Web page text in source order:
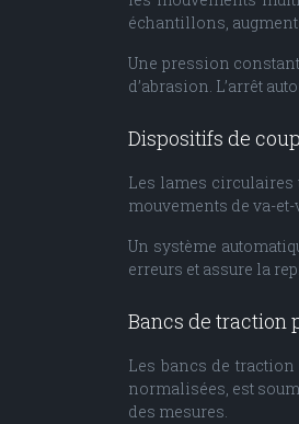
échantillons,
Une pression
d’abrasion. L’arrêt
Dispositifs de
Les lames circulaires
mouvements de va-
Un système
erreurs et assure la
Bancs de traction
Les bancs de
normalisées, est
des mesures.